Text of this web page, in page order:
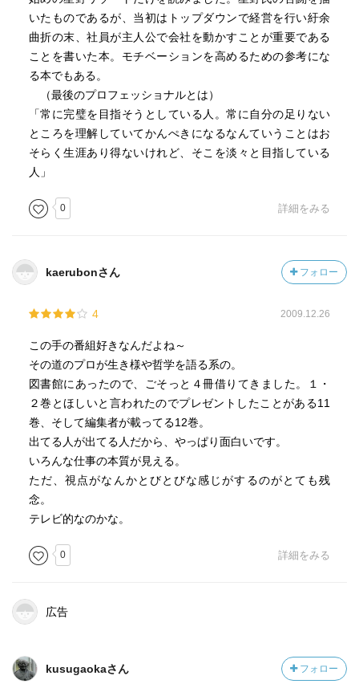
の方が大事です。
・失敗した時はそれを共有して反省する必要はあります
が、怒る必要
性は無いと思います。怒りという行為自体、生産的な活
動につながら
ない気がしています。
・リーダーに必要なのは、まずはビジョンを明確に示し、
・どんなに周りがパニックになっても、リーダーさえ冷静
でいれば、
・過去に起きたことをいくら悔やんでも先には進めませ
ん。
原因が分かれば、同じことをしないですみます。
・患者さんの命と医者のプライドを比較した場合、命の方
が大きい。
だけど、その小さなプライドがなかなか捨てられないか
らみんな
困るのです。そういった場面でプライドを捨てられる人
はいい医者
いたものであるが、当初はトップダウンで経営を行い紆余
曲折の末、社員が主人公で会社を動かすことが重要である
ことを書いた本。モチベーションを高めるための参考にな
る本でもある。
（最後のプロフェッショナルとは）
「常に完璧を目指そうとしている人。常に自分の足りない
ところを理解していてかんぺきになるなんていうことはお
そらく生涯あり得ないけれど、そこを淡々と目指している
人」
0 詳細をみる
kaerubonさん フォロー
4 2009.12.26
この手の番組好きなんだよね～
その道のプロが生き様や哲学を語る系の。
図書館にあったので、ごそっと４冊借りてきました。１・
２巻とほしいと言われたのでプレゼントしたことがある11
巻、そして編集者が載ってる12巻。
出てる人が出てる人だから、やっぱり面白いです。
いろんな仕事の本質が見える。
ただ、視点がなんかとびとびな感じがするのがとても残
念。
テレビ的なのかな。
0 詳細をみる
広告
kusugaokaさん フォロー